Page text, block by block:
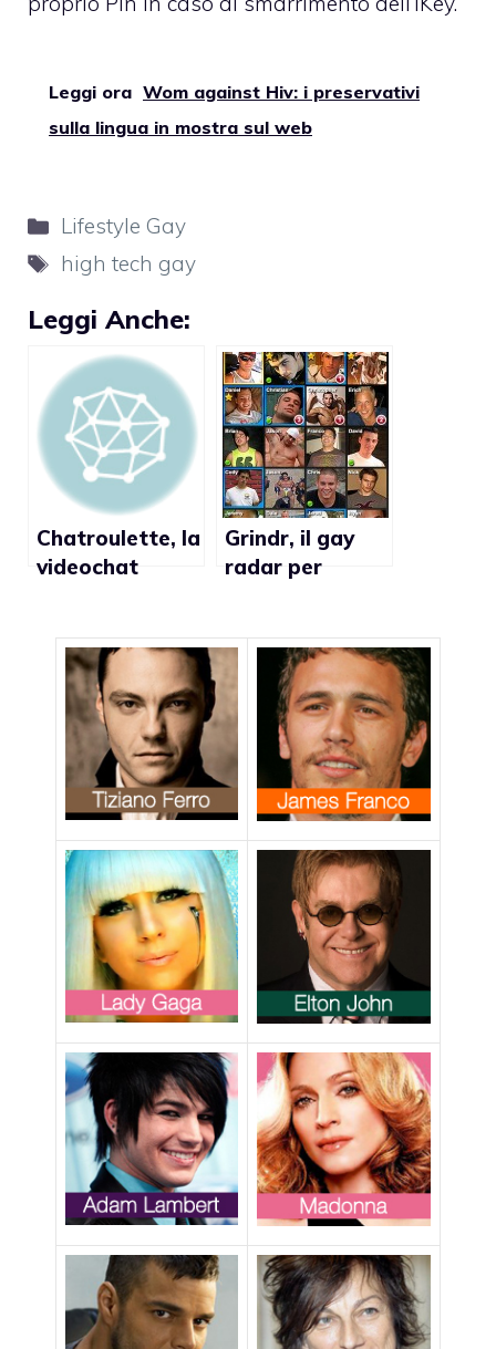
Leggi ora Wom against Hiv: i preservativi
sulla lingua in mostra sul web
Categorie
Lifestyle Gay
Tag
high tech gay
Leggi Anche:
Chatroulette, la
videochat
Grindr, il gay
radar per